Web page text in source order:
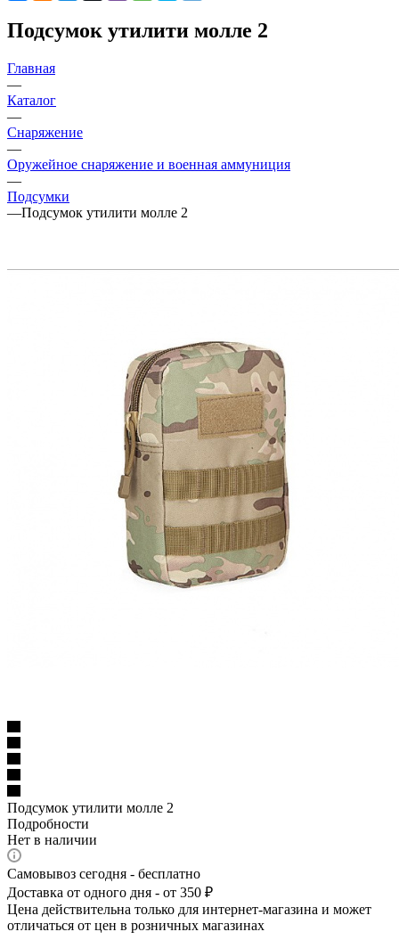
Подсумок утилити молле 2
Главная
—
Каталог
—
Снаряжение
—
Оружейное снаряжение и военная аммуниция
—
Подсумки
—Подсумок утилити молле 2
Подсумок утилити молле 2
Подробности
Нет в наличии
Самовывоз сегодня - бесплатно
Доставка от одного дня - от 350 ₽
Цена действительна только для интернет-магазина и может
отличаться от цен в розничных магазинах